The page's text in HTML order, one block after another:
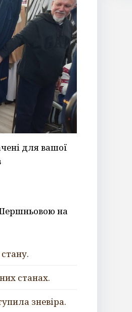
для вашої
на
станах.
зневіра.